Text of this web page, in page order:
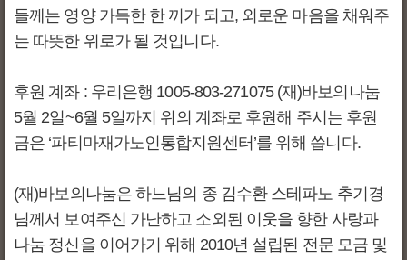
들께는 영양 가득한 한 끼가 되고, 외로운 마음을 채워주
는 따뜻한 위로가 될 것입니다.
후원 계좌 : 우리은행 1005-803-271075 (재)바보의나눔
5월 2일~6월 5일까지 위의 계좌로 후원해 주시는 후원
금은 ‘파티마재가노인통합지원센터’를 위해 씁니다.
(재)바보의나눔은 하느님의 종 김수환 스테파노 추기경
님께서 보여주신 가난하고 소외된 이웃을 향한 사랑과
나눔 정신을 이어가기 위해 2010년 설립된 전문 모금 및